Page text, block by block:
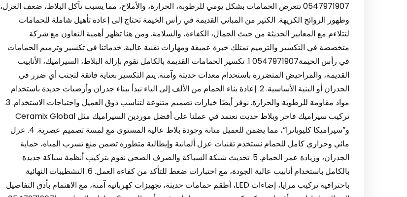
0547971907 تتعرض الحمامات بشكل يومي للرطوبة، الحرارة، والأملاح، مما يسبب تآكل البلاط، ضعف العزل،
وظهور الروائح الكريهة. الكثير من المباني القديمة في رأس الخيمة تحتاج إلى إعادة تأهيل شاملة للحمامات
لتتلاءم مع المعايير الحديثة من حيث الجمال، الكفاءة، والسلامة. ومن هنا تظهر أهمية التعاون مع شركة
متخصصة في التكسير والترميم تمتلك خبرة عميقة ومهارات تقنية عالية. خدماتنا في تكسير وترميم الحمامات
في رأس الخيمة0547971907 1. تكسير الحمامات القديمة بالكامل نقوم بإزالة البلاط، السيراميك، الأنابيب
القديمة، والمراحيض المتضررة باستخدام معدات حديثة وآمنة. يتم التكسير بعناية فائقة لتجنب أي ضرر في
الجدران أو البنية الأساسية. 2. إعادة بناء الحمام من الألف إلى الياء نبدأ ببناء جدران وأرضيات جديدة باستخدام
مواد مقاومة للرطوبة والحرارة. نوفر أيضًا خيارات تصميم متنوعة لتناسب ذوق العميل واحتياجات الاستخدام. 3.
تركيب سيراميك فاخر وبلاط حديث نعتمد في عملنا على أفضل موردين السيراميك مثل Ceramix Global
و”سيراميكا كليوباترا”، مما يضمن للعميل متانة وجودة بلاط عالية المستوى مع لمسة تصميم عصرية. 4. عزل
مائي وحراري كامل للحمام نستخدم تقنيات عزل ألمانية وإيطالية متطورة تضمن منع تسرب المياه، حماية
الجدران، وزيادة عمر الحمام. 5. تحديث شبكة السباكة والصرف الصحي نقوم بتركيب أنظمة سباكة جديدة
بالكامل باستخدام أنابيب عالية الجودة، مع اختبارات ضغط للتأكد من كفاءة العمل. 6. التشطيبات النهائية
باحترافية تركيب مرايا، إضاءات LED، أطقم حمامات حديثة، تجهيزات كهربائية آمنة، مع الاهتمام بأدق التفاصيل